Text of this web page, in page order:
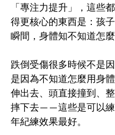
「專注力提升」，這些
得更核心的東西是：孩
瞬間，身體知不知道怎麼
跌倒受傷很多時候不是因
是因為不知道怎麼用身
伸出去、頭直接撞到、
摔下去——這些是可以練
年紀練效果最好。